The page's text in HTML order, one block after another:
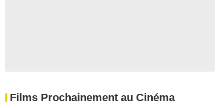
Films Prochainement au Cinéma